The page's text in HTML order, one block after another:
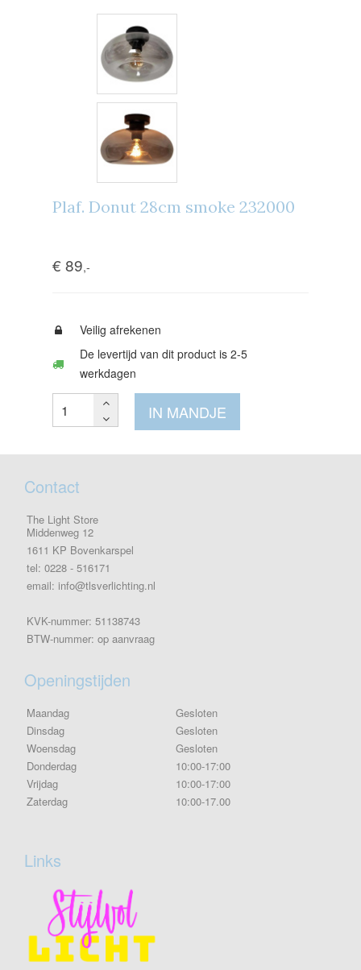
Plaf. Donut 28cm smoke 232000
€ 89,-
Veilig afrekenen
De levertijd van dit product is 2-5
werkdagen
IN MANDJE
Contact
The Light Store
Middenweg 12
1611 KP Bovenkarspel
tel: 0228 - 516171
email: info@tlsverlichting.nl
KVK-nummer: 51138743
BTW-nummer: op aanvraag
Openingstijden
Maandag
Gesloten
Dinsdag
Gesloten
Woensdag
Gesloten
Donderdag
10:00-17:00
Vrijdag
10:00-17:00
Zaterdag
10:00-17.00
Links